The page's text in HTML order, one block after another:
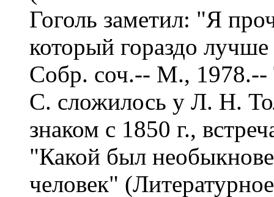
Гоголь заметил: "Я
который гораздо
Собр. соч.-- М.,
С. сложилось у Л. Н.
знаком с 1850 г.,
"Какой был
человек"